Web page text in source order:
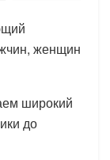
женщин
широкий
до